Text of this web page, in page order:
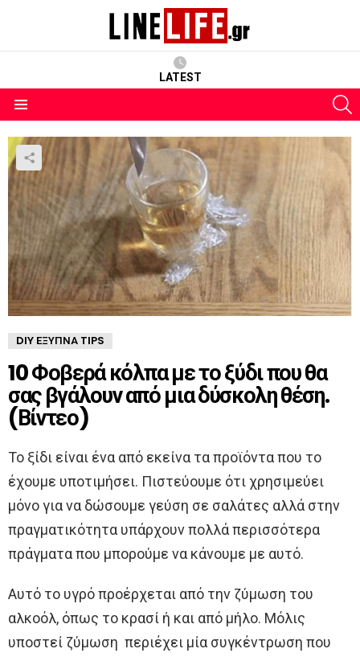
LATEST
DIY ΈΞΥΠΝΑ TIPS
10 Φοβερά κόλπα με το ξύδι που θα
σας βγάλουν από μια δύσκολη θέση.
(Βίντεο)
Το ξίδι είναι ένα από εκείνα τα προϊόντα που το
έχουμε υποτιμήσει. Πιστεύουμε ότι χρησιμεύει
μόνο για να δώσουμε γεύση σε σαλάτες αλλά στην
πραγματικότητα υπάρχουν πολλά περισσότερα
πράγματα που μπορούμε να κάνουμε με αυτό.
Αυτό το υγρό προέρχεται από την ζύμωση του
αλκοόλ, όπως το κρασί ή και από μήλο. Μόλις
υποστεί ζύμωση περιέχει μία συγκέντρωση που